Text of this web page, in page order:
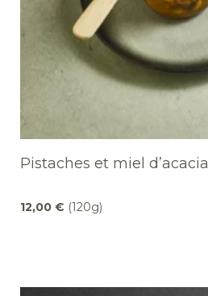
Pistaches et miel d’acacia
12,00 € (120g)